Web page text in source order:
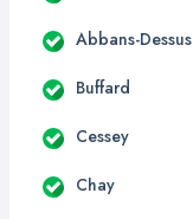
Abbans-Dessus
Buffard
Cessey
Chay